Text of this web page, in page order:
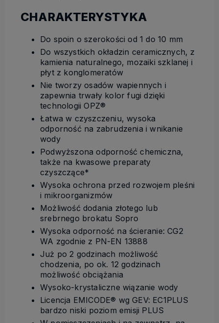
CHARAKTERYSTYKA
Do spoin o szerokości od 1 do 10 mm
Do wszystkich okładzin ceramicznych, z
kamienia naturalnego, mozaiki szklanej i
płyt z konglomeratów
Nie tworzy osadów wapiennych i
zapewnia trwały kolor fugi dzięki
technologii OPZ®
Łatwa w czyszczeniu, wysoka
odporność na zabrudzenia i wnikanie
wody
Podwyższona odporność chemiczna,
także na kwasowe preparaty
czyszczące*
Wysoka ochrona przed rozwojem pleśni
i mikroorganizmów
Możliwość dodania złotego lub
srebrnego brokatu Sopro
Wysoka odporność na ścieranie: CG2
WA zgodnie z PN-EN 13888
Już po 2 godzinach możliwość
chodzenia, po ok. 12 godzinach
możliwość obciążania
Wysoko-krystaliczne wiązanie wody
Licencja EMICODE® wg GEV: EC1PLUS
bardzo niski poziom emisji PLUS